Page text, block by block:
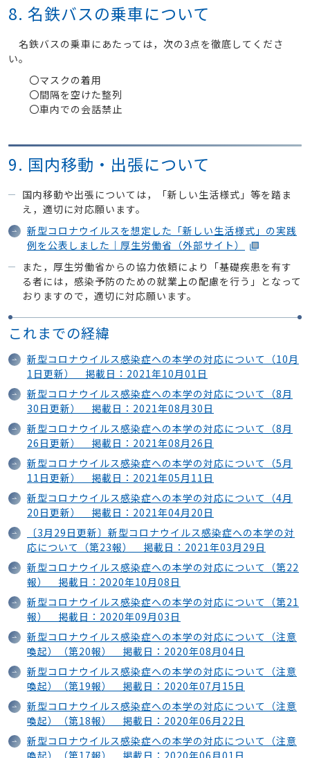
8. 名鉄バスの乗車について
名鉄バスの乗車にあたっては，次の3点を徹底してくださ
い。
〇マスクの着用
〇間隔を空けた整列
〇車内での会話禁止
9. 国内移動・出張について
国内移動や出張については，「新しい生活様式」等を踏ま
え，適切に対応願います。
新型コロナウイルスを想定した「新しい生活様式」の実践
例を公表しました｜厚生労働省（外部サイト）
また，厚生労働省からの協力依頼により「基礎疾患を有す
る者には，感染予防のための就業上の配慮を行う」となって
おりますので，適切に対応願います。
これまでの経緯
新型コロナウイルス感染症への本学の対応について（10月
1日更新） 掲載日：2021年10月01日
新型コロナウイルス感染症への本学の対応について（8月
30日更新） 掲載日：2021年08月30日
新型コロナウイルス感染症への本学の対応について（8月
26日更新） 掲載日：2021年08月26日
新型コロナウイルス感染症への本学の対応について（5月
11日更新） 掲載日：2021年05月11日
新型コロナウイルス感染症への本学の対応について（4月
20日更新） 掲載日：2021年04月20日
〔3月29日更新〕新型コロナウイルス感染症への本学の対
応について（第23報） 掲載日：2021年03月29日
新型コロナウイルス感染症への本学の対応について（第22
報） 掲載日：2020年10月08日
新型コロナウイルス感染症への本学の対応について（第21
報） 掲載日：2020年09月03日
新型コロナウイルス感染症への本学の対応について（注意
喚起）（第20報） 掲載日：2020年08月04日
新型コロナウイルス感染症への本学の対応について（注意
喚起）（第19報） 掲載日：2020年07月15日
新型コロナウイルス感染症への本学の対応について（注意
喚起）（第18報） 掲載日：2020年06月22日
新型コロナウイルス感染症への本学の対応について（注意
喚起）（第17報） 掲載日：2020年06月01日